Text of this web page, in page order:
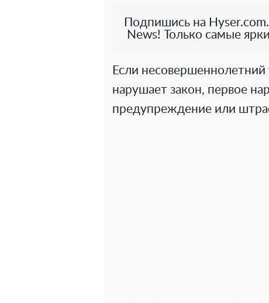
Подпишись на
News! Только самые
Если несовершеннолетний
нарушает закон, первое
предупреждение или